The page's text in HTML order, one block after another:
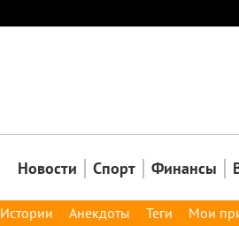
Новости Спорт Финансы
Истории Анекдоты Теги Мои